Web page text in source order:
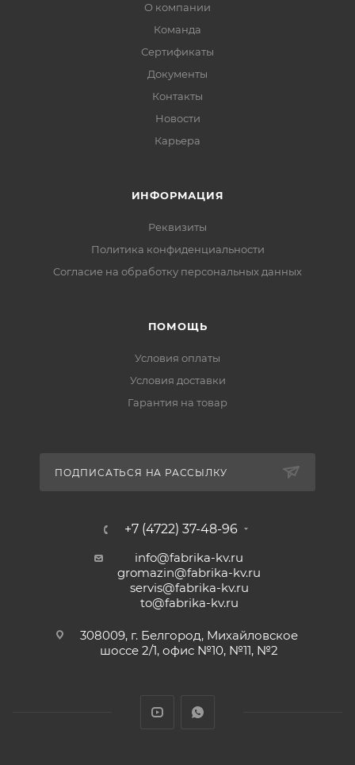
О компании
Команда
Сертификаты
Документы
Контакты
Новости
Карьера
ИНФОРМАЦИЯ
Реквизиты
Политика конфиденциальности
Cогласие на обработку персональных данных
ПОМОЩЬ
Условия оплаты
Условия доставки
Гарантия на товар
ПОДПИСАТЬСЯ НА РАССЫЛКУ
+7 (4722) 37-48-96
info@fabrika-kv.ru
gromazin@fabrika-kv.ru
servis@fabrika-kv.ru
to@fabrika-kv.ru
308009, г. Белгород, Михайловское
шоссе 2/1, офис №10, №11, №2